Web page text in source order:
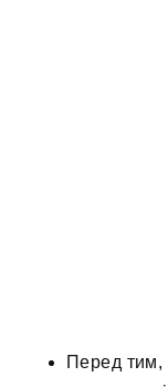
Перед тим,